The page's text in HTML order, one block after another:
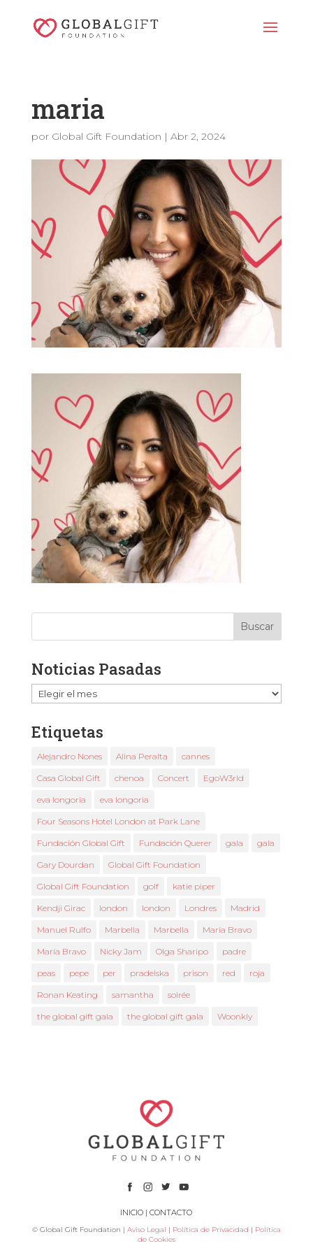
maria
por Global Gift Foundation | Abr 2, 2024
Noticias Pasadas
Noticias
Pasadas
Etiquetas
Alejandro Nones Alina Peralta cannes
Casa Global Gift chenoa Concert EgoW3rld
eva longoria eva longoria
Four Seasons Hotel London at Park Lane
Fundación Global Gift Fundación Querer gala gala
Gary Dourdan Global Gift Foundation
Global Gift Foundation golf katie piper
Kendji Girac london london Londres Madrid
Manuel Rulfo Marbella Marbella María Bravo
María Bravo Nicky Jam Olga Sharipo padre
peas pepe per pradelska prison red roja
Ronan Keating samantha soirée
the global gift gala the global gift gala Woonkly
INICIO |CONTACTO
© Global Gift Foundation | Aviso Legal | Política de Privacidad | Política
de Cookies